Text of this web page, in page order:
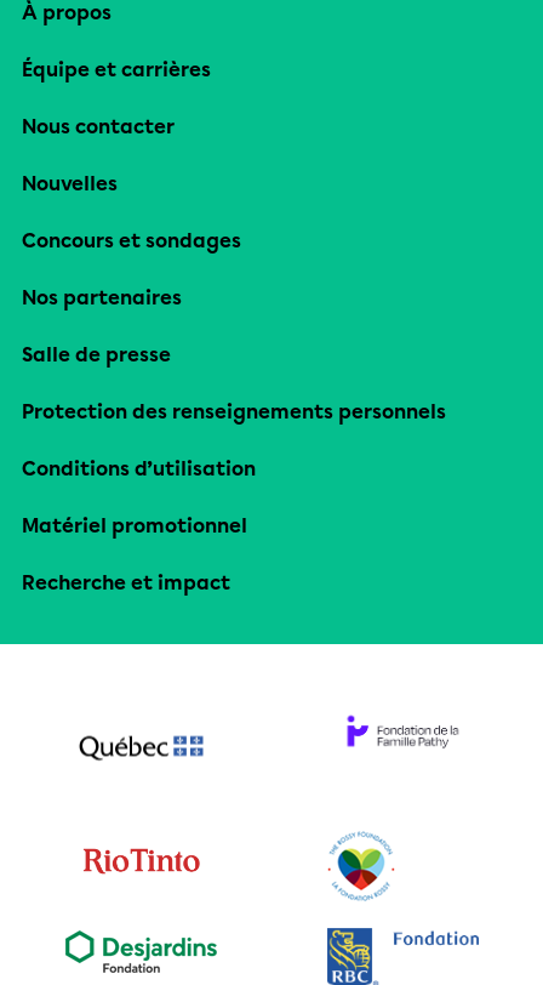
À propos
Équipe et carrières
Nous contacter
Nouvelles
Concours et sondages
Nos partenaires
Salle de presse
Protection des renseignements personnels
Conditions d’utilisation
Matériel promotionnel
Recherche et impact